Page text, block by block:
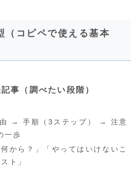
（コピペで使える基本
事（調べたい段階）
→ 手順（3ステップ） → 注意
一歩
何から？」「やってはいけないこ
ト」